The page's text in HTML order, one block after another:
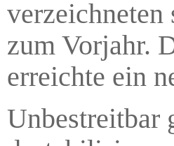
zum Vorjahr.
erreichte ein
Unbestreitbar